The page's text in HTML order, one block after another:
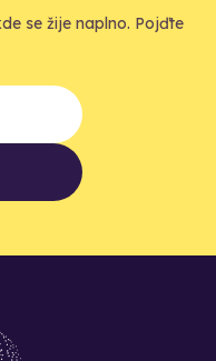
se žije naplno. Pojďte